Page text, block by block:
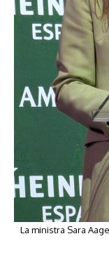
La ministra Sara